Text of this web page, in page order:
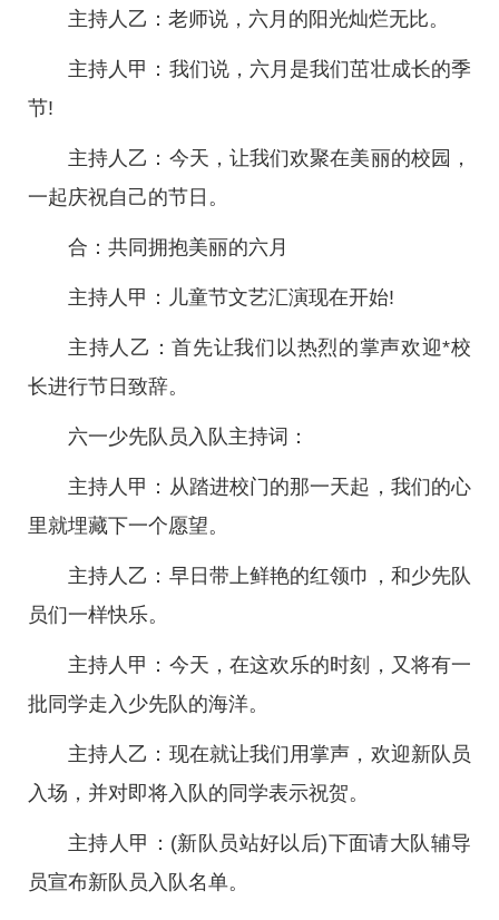
主持人乙：老师说，六月的阳光灿烂无比。
主持人甲：我们说，六月是我们茁壮成长的季
节!
主持人乙：今天，让我们欢聚在美丽的校园，
一起庆祝自己的节日。
合：共同拥抱美丽的六月
主持人甲：儿童节文艺汇演现在开始!
主持人乙：首先让我们以热烈的掌声欢迎*校
长进行节日致辞。
六一少先队员入队主持词：
主持人甲：从踏进校门的那一天起，我们的心
里就埋藏下一个愿望。
主持人乙：早日带上鲜艳的红领巾，和少先队
员们一样快乐。
主持人甲：今天，在这欢乐的时刻，又将有一
批同学走入少先队的海洋。
主持人乙：现在就让我们用掌声，欢迎新队员
入场，并对即将入队的同学表示祝贺。
主持人甲：(新队员站好以后)下面请大队辅导
员宣布新队员入队名单。